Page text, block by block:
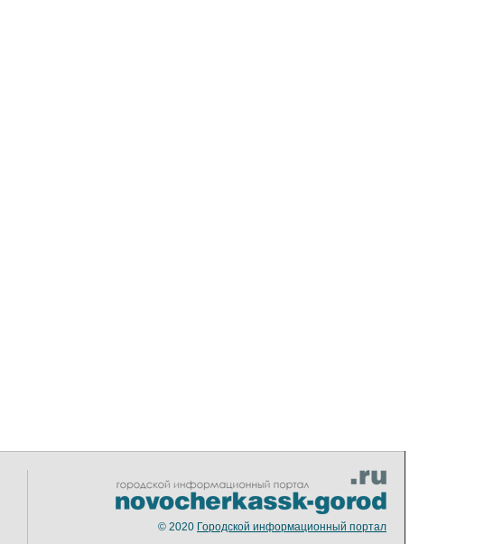
© 2020 Городской информационный портал